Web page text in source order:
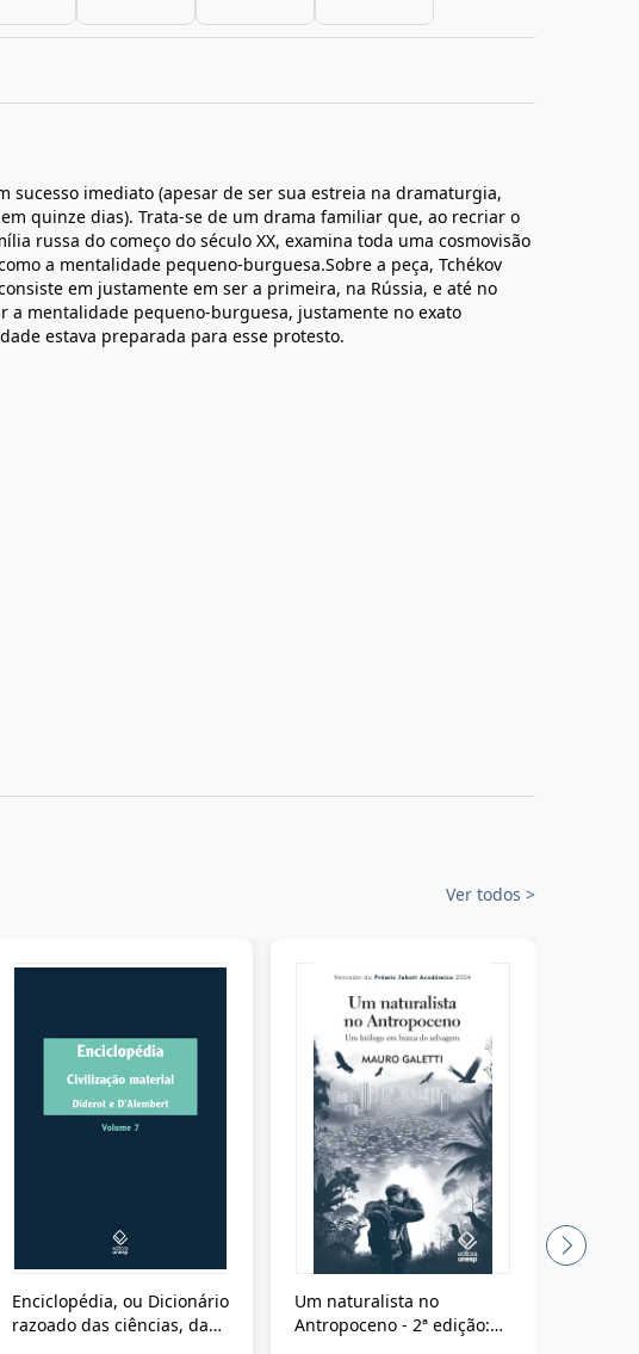
sucesso imediato (apesar de ser sua estreia na dramaturgia,
quinze dias). Trata-se de um drama familiar que, ao recriar o
russa do começo do século XX, examina toda uma cosmovisão
a mentalidade pequeno-burguesa.Sobre a peça, Tchékov
em justamente em ser a primeira, na Rússia, e até no
a mentalidade pequeno-burguesa, justamente no exato
estava preparada para esse protesto.
Ver todos >
Enciclopédia, ou Dicionário
razoado das ciências, das
Um naturalista no
Antropoceno - 2ª edição: